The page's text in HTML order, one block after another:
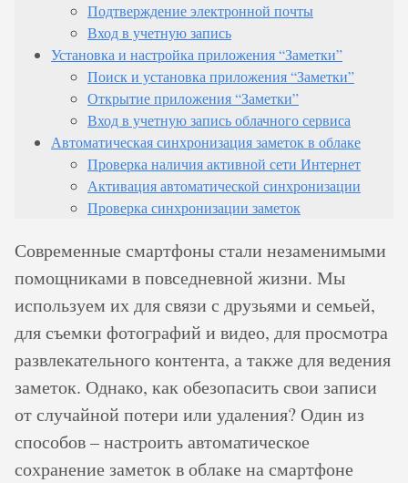
Подтверждение электронной почты
Вход в учетную запись
Установка и настройка приложения “Заметки”
Поиск и установка приложения “Заметки”
Открытие приложения “Заметки”
Вход в учетную запись облачного сервиса
Автоматическая синхронизация заметок в облаке
Проверка наличия активной сети Интернет
Активация автоматической синхронизации
Проверка синхронизации заметок
Современные смартфоны стали незаменимыми
помощниками в повседневной жизни. Мы
используем их для связи с друзьями и семьей,
для съемки фотографий и видео, для просмотра
развлекательного контента, а также для ведения
заметок. Однако, как обезопасить свои записи
от случайной потери или удаления? Один из
способов – настроить автоматическое
сохранение заметок в облаке на смартфоне